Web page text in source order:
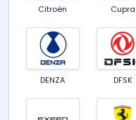
Citroën Cupra
DENZA DFSK